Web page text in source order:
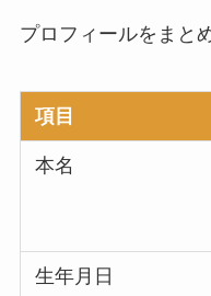
プロフィールをまと
項目
本名
生年月日